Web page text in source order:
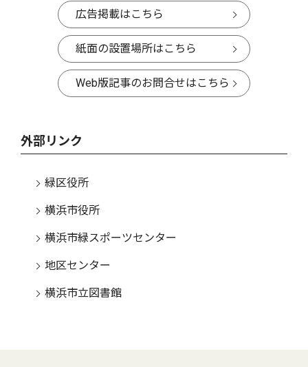
広告掲載はこちら
紙面の設置場所はこちら
Web版記事のお問合せはこちら
外部リンク
緑区役所
横浜市役所
横浜市緑スポーツセンター
地区センター
横浜市立図書館